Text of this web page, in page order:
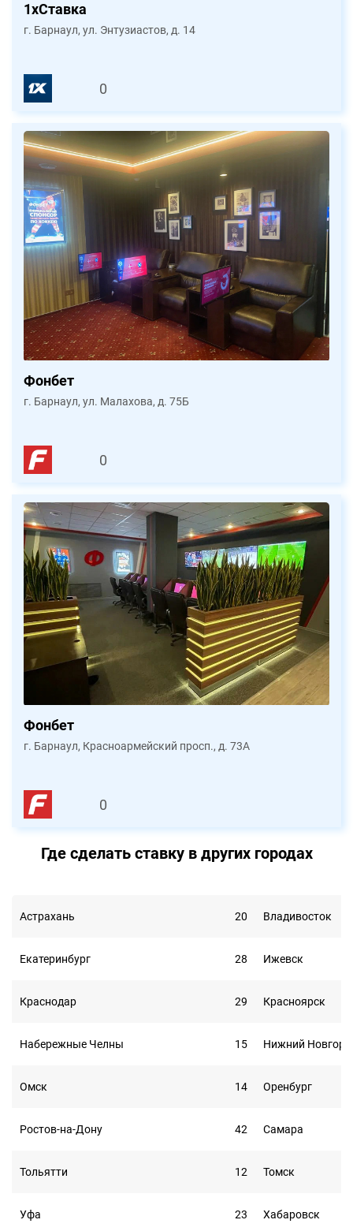
1xСтавка
г. Барнаул, ул. Энтузиастов, д. 14
0
Фонбет
г. Барнаул, ул. Малахова, д. 75Б
0
Фонбет
г. Барнаул, Красноармейский просп., д. 73А
0
Где сделать ставку в других городах
Астрахань 20 Владивосток
Екатеринбург 28 Ижевск
Краснодар 29 Красноярск
Набережные Челны 15 Нижний
Омск 14 Оренбург
Ростов-на-Дону 42 Самара
Тольятти 12 Томск
Уфа 23 Хабаровск